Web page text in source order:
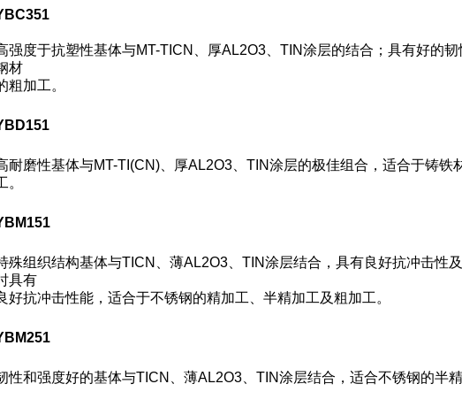
强度于抗塑性基体与MT-TICN、厚AL2O3 、TIN涂层的结合；具有好的
材
粗加工。
耐磨性基体与MT-TI(CN)、厚AL2O3 、TIN涂层的极佳组合，适合于铸铁
。
殊组织结构基体与TICN、薄AL2O3 、TIN涂层结合，具有良好抗冲击性
具有
好抗冲击性能，适合于不锈钢的精加工、半精加工及粗加工。
性和强度好的基体与TICN、薄AL2O3 、TIN涂层结合，适合不锈钢的半